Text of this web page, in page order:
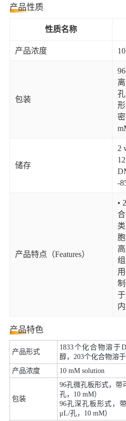
产品性质
性质名称
产品浓度
包装
储存
2
-
产品特点（Features）
•
产品特色
产品形式
1833个化合物溶于
醇，203个化合物溶
产品浓度
10 mM solution
包装
96孔微孔板形式，带
孔，10 mM）
96孔深孔板形式，
μL/孔，10 mM）